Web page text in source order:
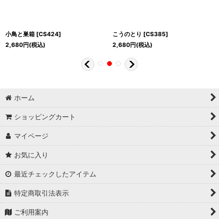
小鳥と巣箱 [CS424]
2,680円(税込)
こうのとり [CS385]
2,680円(税込)
ホーム
ショッピングカート
マイページ
お気に入り
最近チェックしたアイテム
特定商取引法表示
ご利用案内